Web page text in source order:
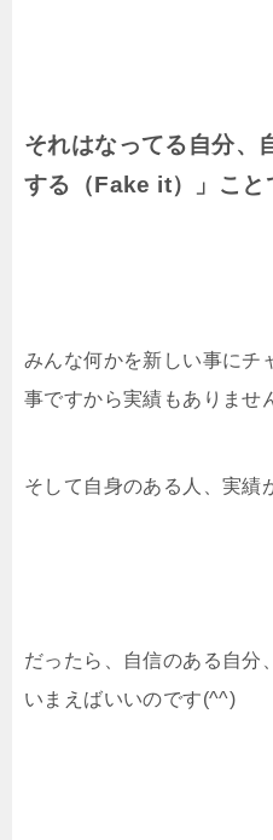
それはなってる自分、
する（Fake it）」こと
みんな何かを新しい事にチ
事ですから実績もありませ
そして自身のある人、実績
だったら、自信のある自分
いまえばいいのです(^^)